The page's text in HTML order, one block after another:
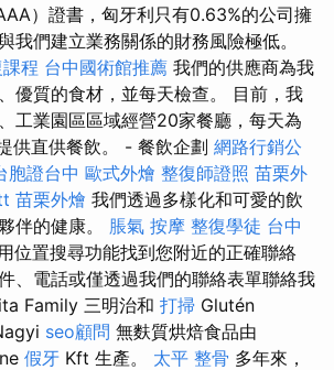
）證書，匈牙利只有0.63%的公司擁
我們建立業務關係的財務風險極低。
程 台中國術館推薦 我們的供應商為我
優質的食材，並每天檢查。 目前，我
工業園區區域經營20家餐廳，每天為
供直供餐飲。 - 餐飲企劃 網路行銷公
胞證台中 歐式外燴 整復師證照 苗栗外
苗栗外燴 我們透過多樣化和可愛的飲
伴的健康。 脹氣 按摩 整復學徒 台中
位置搜尋功能找到您附近的正確聯絡
、電話或僅透過我們的聯絡表單聯絡我
Family 三明治和 打掃 Glutén
seo顧問 無麩質烘焙食品由
假牙 Kft 生產。 太平 整骨 多年來，